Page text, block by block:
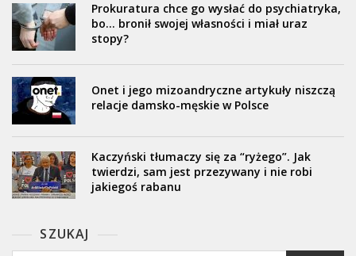
Prokuratura chce go wysłać do psychiatryka,
bo… bronił swojej własności i miał uraz
stopy?
Onet i jego mizoandryczne artykuły niszczą
relacje damsko-męskie w Polsce
Kaczyński tłumaczy się za “ryżego”. Jak
twierdzi, sam jest przezywany i nie robi
jakiegoś rabanu
SZUKAJ